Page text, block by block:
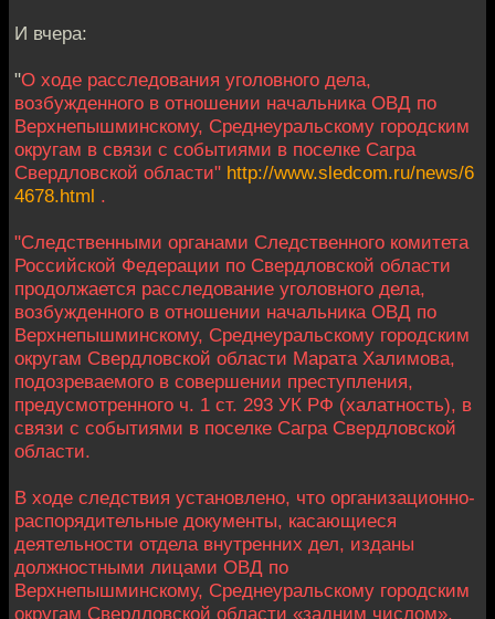
И вчера:
"О ходе расследования уголовного дела,
возбужденного в отношении начальника ОВД по
Верхнепышминскому, Среднеуральскому городским
округам в связи с событиями в поселке Сагра
Свердловской области" http://www.sledcom.ru/news/6
4678.html .
"Следственными органами Следственного комитета
Российской Федерации по Свердловской области
продолжается расследование уголовного дела,
возбужденного в отношении начальника ОВД по
Верхнепышминскому, Среднеуральскому городским
округам Свердловской области Марата Халимова,
подозреваемого в совершении преступления,
предусмотренного ч. 1 ст. 293 УК РФ (халатность), в
связи с событиями в поселке Сагра Свердловской
области.
В ходе следствия установлено, что организационно-
распорядительные документы, касающиеся
деятельности отдела внутренних дел, изданы
должностными лицами ОВД по
Верхнепышминскому, Среднеуральскому городским
округам Свердловской области «задним числом».